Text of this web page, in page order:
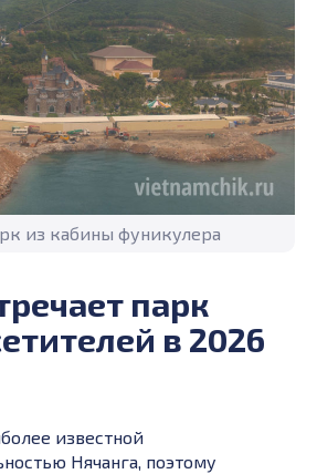
из кабины фуникулера
парк
в 2026
известной
Нячанга, поэтому